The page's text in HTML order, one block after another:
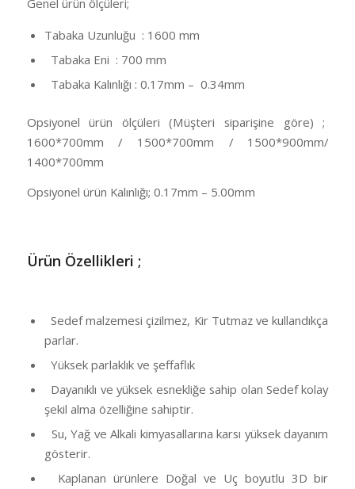
Tabaka Uzunluğu : 1600 mm
Tabaka Eni : 700 mm
Tabaka Kalınlığı : 0.17mm – 0.34mm
Opsiyonel ürün ölçüleri (Müşteri siparişine göre) ;
1600*700mm / 1500*700mm / 1500*900mm/
1400*700mm
Opsiyonel ürün Kalınlığı; 0.17mm – 5.00mm
Ürün Özellikleri ;
Sedef malzemesi çizilmez, Kir Tutmaz ve kullandıkça
parlar.
Yüksek parlaklık ve şeffaflık
Dayanıklı ve yüksek esnekliğe sahip olan Sedef kolay
şekil alma özelliğine sahiptir.
Su, Yağ ve Alkali kimyasallarına karsı yüksek dayanım
gösterir.
Kaplanan ürünlere Doğal ve Uç boyutlu 3D bir